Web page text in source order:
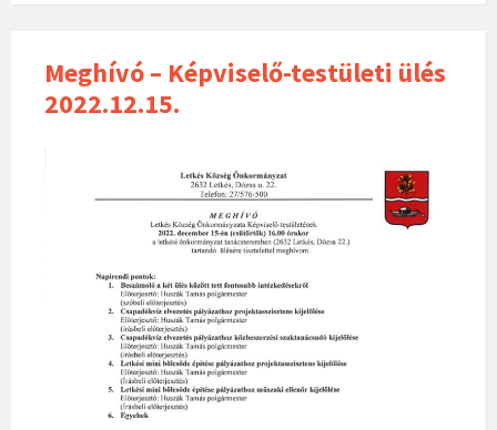
Meghívó – Képviselő-testületi ülés
2022.12.15.